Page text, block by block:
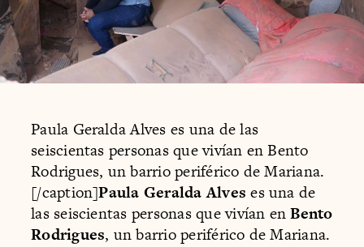
Paula Geralda Alves es una de las
seiscientas personas que vivían en Bento
Rodrigues, un barrio periférico de Mariana.
[/caption]Paula Geralda Alves es una de
las seiscientas personas que vivían enBento
Rodrigues, un barrio periférico de Mariana.